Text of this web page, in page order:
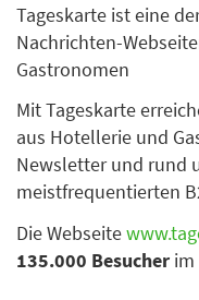
Tageskarte ist eine
Nachrichten-
Gastronomen
Mit Tageskarte
aus Hotellerie und
Newsletter und rund
meistfrequentierten
Die Webseite
135.000 Besucher im